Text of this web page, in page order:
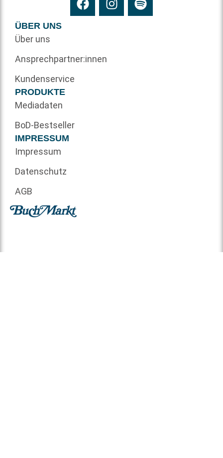
ÜBER UNS
Über uns
Ansprechpartner:innen
Kundenservice
PRODUKTE
Mediadaten
BoD-Bestseller
IMPRESSUM
Impressum
Datenschutz
AGB